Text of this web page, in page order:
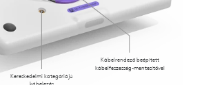
Kábelrendező beépített
kábelfeszesség-mentesítővel
Kereskedelmi kategóriájú
kábelezés